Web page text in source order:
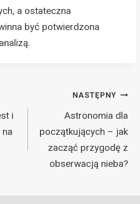
a ostateczna
być potwierdzona
i
na
NASTĘPNY
Astronomia dla
początkujących – jak
zacząć przygodę z
obserwacją nieba?